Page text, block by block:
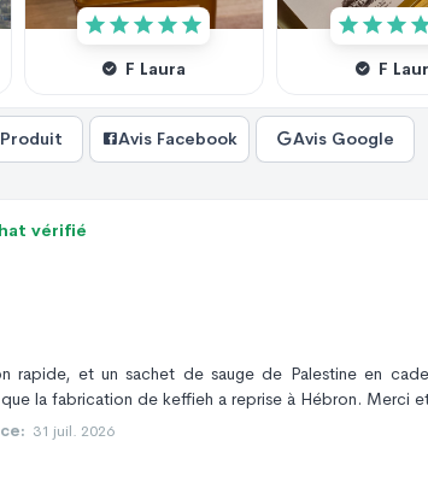
F Laura F
Avis Facebook Avis Google
vérifié
rapide, et un sachet de sauge de Palestine en
la fabrication de keffieh a reprise à Hébron. Merci
31 juil. 2026